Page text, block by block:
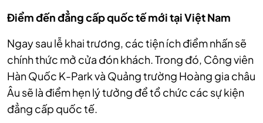
Điểm đến đẳng cấp quốc tế mới tại Việt Nam
Ngay sau lễ khai trương, các tiện ích điểm nhấn sẽ
chính thức mở cửa đón khách. Trong đó, Công viên
Hàn Quốc K-Park và Quảng trường Hoàng gia châu
Âu sẽ là điểm hẹn lý tưởng để tổ chức các sự kiện
đẳng cấp quốc tế.